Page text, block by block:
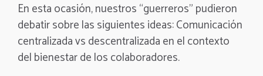
En esta ocasión, nuestros “guerreros” pudieron
debatir sobre las siguientes ideas: Comunicación
centralizada vs descentralizada en el contexto
del bienestar de los colaboradores.